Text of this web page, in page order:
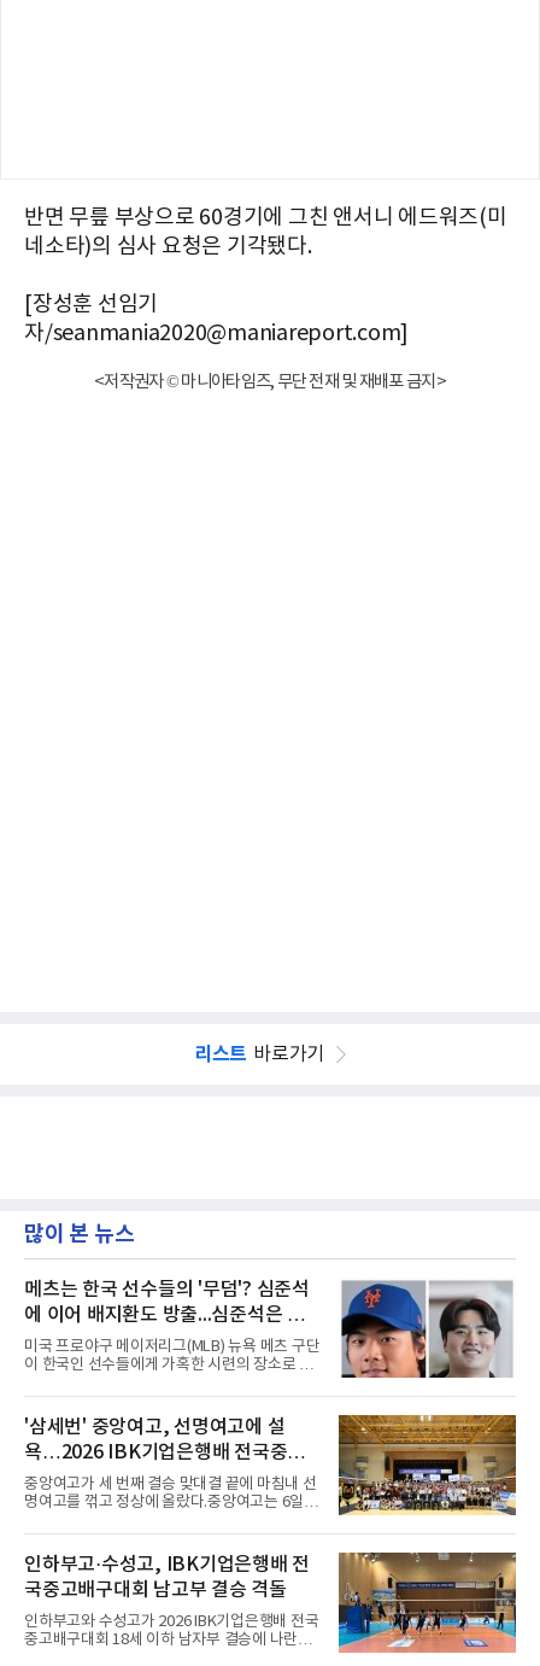
반면 무릎 부상으로 60경기에 그친 앤서니 에드워즈(미
네소타)의 심사 요청은 기각됐다.
[장성훈 선임기
자/seanmania2020@maniareport.com]
<저작권자 © 마니아타임즈, 무단 전재 및 재배포 금지>
리스트 바로가기
많이 본 뉴스
메츠는 한국 선수들의 '무덤'? 심준석
에 이어 배지환도 방출...심준석은 이
미 귀국, 배지환은 미국 잔류할 듯
미국 프로야구 메이저리그(MLB) 뉴욕 메츠 구단
이 한국인 선수들에게 가혹한 시련의 장소로 전
대형 유망주로 기대를 모았던 투수 심준석에 이
어, 빅리그 경력을 지닌 내외야수 배지환까지 연
달아 뉴욕 메츠 산하 마이너리그에서 방출 통보
를 받는 아픔을 겪었다. 두 선수의 동반 이탈은
메츠 구단이 유독 한국 선수들에게 '기회의 땅'이
아닌 '무덤'처럼 작용하고 있음을 방증하고 있다.
고교 시절 시속 160km에 달하는 강속구로 큰 스
리츠와 마이애미 말린스를 거쳐 메츠에 둥지를
틀며 반등을 노렸으나
'삼세번' 중앙여고, 선명여고에 설
욕…2026 IBK기업은행배 전국중고
배구대회 우승
중앙여고가 세 번째 결승 맞대결 끝에 마침내 선
명여고를 꺾고 정상에 올랐다.중앙여고는 6일
행배 전국중고배구대회 18세 이하 여자부 결승
에서 선명여고를 세트스코어 3-1(13-25, 25-14,
25-17, 25-10)로 물리치고 우승을 차지했다.첫
세트를 13-25로 내주며 불안하게 출발한 중앙여
고는 이후 조직력을 되찾아 2세트부터 경기 주
도권을 완전히 장악했다. 강한 서브와 탄탄한 수
비를 앞세워 내리 세 세트를 따내며 짜릿한 역전
인하부고·수성고, IBK기업은행배 전
국중고배구대회 남고부 결승 격돌
인하부고와 수성고가 2026 IBK기업은행배 전국
중고배구대회 18세 이하 남자부 결승에 나란히